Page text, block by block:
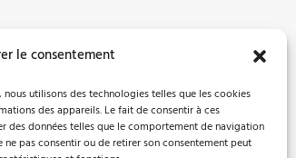
le consentement
utilisons des technologies telles que les cookies
des appareils. Le fait de consentir à ces
des données telles que le comportement de navigation
ne pas consentir ou de retirer son consentement peut